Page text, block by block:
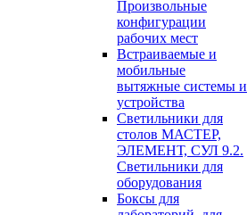
Произвольные
конфигурации
рабочих мест
Встраиваемые и
мобильные
вытяжные системы и
устройства
Светильники для
столов МАСТЕР,
ЭЛЕМЕНТ, СУЛ 9.2.
Светильники для
оборудования
Боксы для